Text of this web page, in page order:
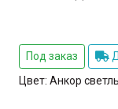
Под заказ
Цвет: Анкор